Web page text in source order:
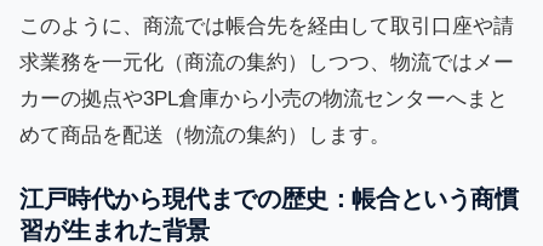
このように、商流では帳合先を経由して取引口座や請
求業務を一元化（商流の集約）しつつ、物流ではメー
カーの拠点や3PL倉庫から小売の物流センターへまと
めて商品を配送（物流の集約）します。
江戸時代から現代までの歴史：帳合という商慣
習が生まれた背景